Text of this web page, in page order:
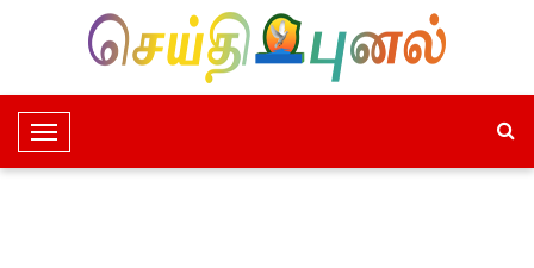
T
o